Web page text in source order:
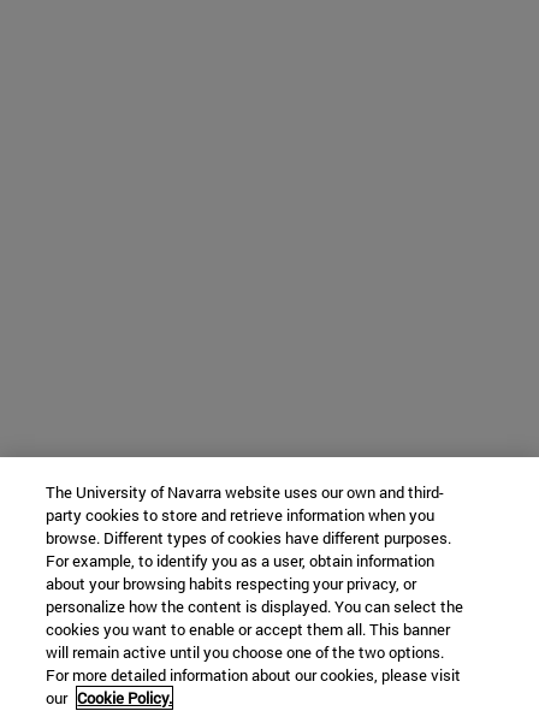
The University of Navarra website uses our own and third-
party cookies to store and retrieve information when you
browse. Different types of cookies have different purposes.
For example, to identify you as a user, obtain information
about your browsing habits respecting your privacy, or
personalize how the content is displayed. You can select the
cookies you want to enable or accept them all. This banner
will remain active until you choose one of the two options.
For more detailed information about our cookies, please visit
our Cookie Policy.